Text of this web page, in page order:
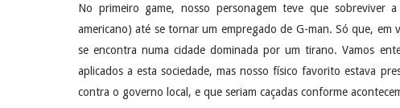
No primeiro game, nosso personagem teve que sobreviver
americano) até se tornar um empregado de G-man. Só que,
se encontra numa cidade dominada por um tirano. Vamos
aplicados a esta sociedade, mas nosso físico favorito estava
contra o governo local, e que seriam caçadas conforme